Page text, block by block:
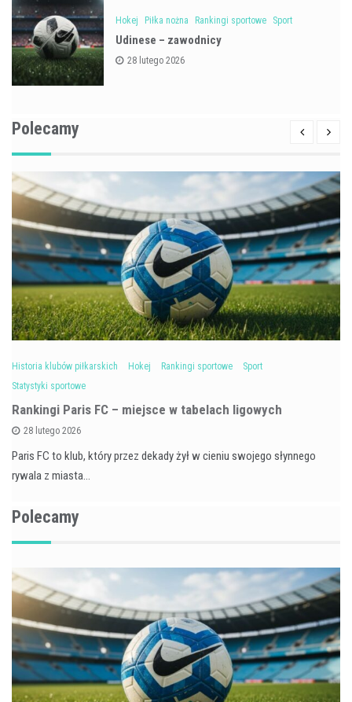
Hokej Piłka nożna Rankingi sportowe Sport
Udinese – zawodnicy
28 lutego 2026
Polecamy
Historia klubów piłkarskich Hokej Rankingi sportowe
Sport
Statystyki sportowe
Rankingi Paris FC – miejsce w tabelach ligowych
28 lutego 2026
Paris FC to klub, który przez dekady żył w cieniu swojego słynnego
rywala z miasta…
Polecamy